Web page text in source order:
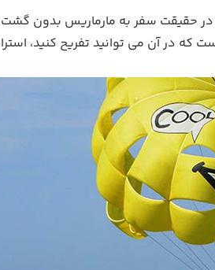
حقیقت سفر به مارماریس بدون گشت
در آن می توانید تفریح کنید،